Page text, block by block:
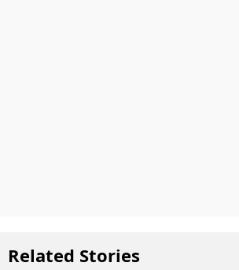
Related Stories